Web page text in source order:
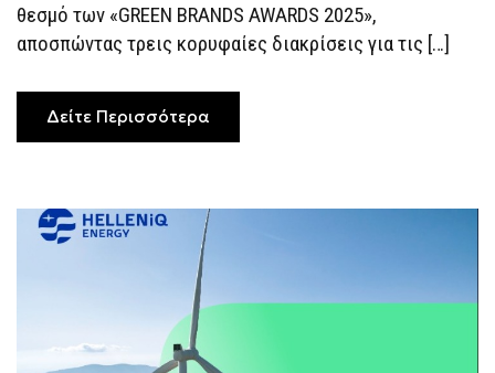
θεσμό των «GREEN BRANDS AWARDS 2025»,
αποσπώντας τρεις κορυφαίες διακρίσεις για τις […]
Δείτε Περισσότερα